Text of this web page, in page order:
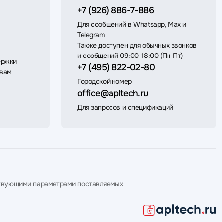
+7 (926) 886-7-886
Для сообщений в Whatsapp, Max и
Telegram
Также доступен для обычных звонков
и сообщений 09:00-18:00 (Пн-Пт)
+7 (495) 822-02-80
Городской номер
office@apltech.ru
Для запросов и спецификаций
параметрами поставляемых